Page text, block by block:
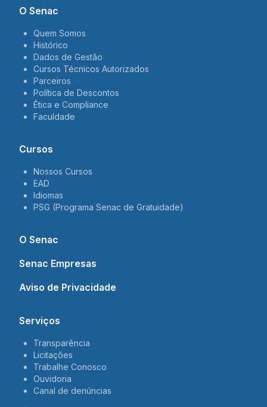
O Senac
Quem Somos
Histórico
Dados de Gestão
Cursos Técnicos Autorizados
Parceiros
Política de Descontos
Ética e Compliance
Faculdade
Cursos
Nossos Cursos
EAD
Idiomas
PSG (Programa Senac de Gratuidade)
O Senac
Senac Empresas
Aviso de Privacidade
Serviços
Transparência
Licitações
Trabalhe Conosco
Ouvidoria
Canal de denúncias